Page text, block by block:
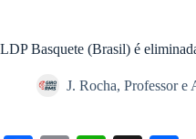
LDP Basquete (Brasil) é
J. Rocha, Professor e